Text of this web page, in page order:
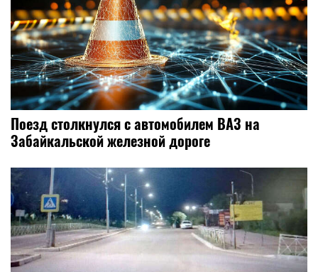
Поезд столкнулся с автомобилем ВАЗ на
Забайкальской железной дороге